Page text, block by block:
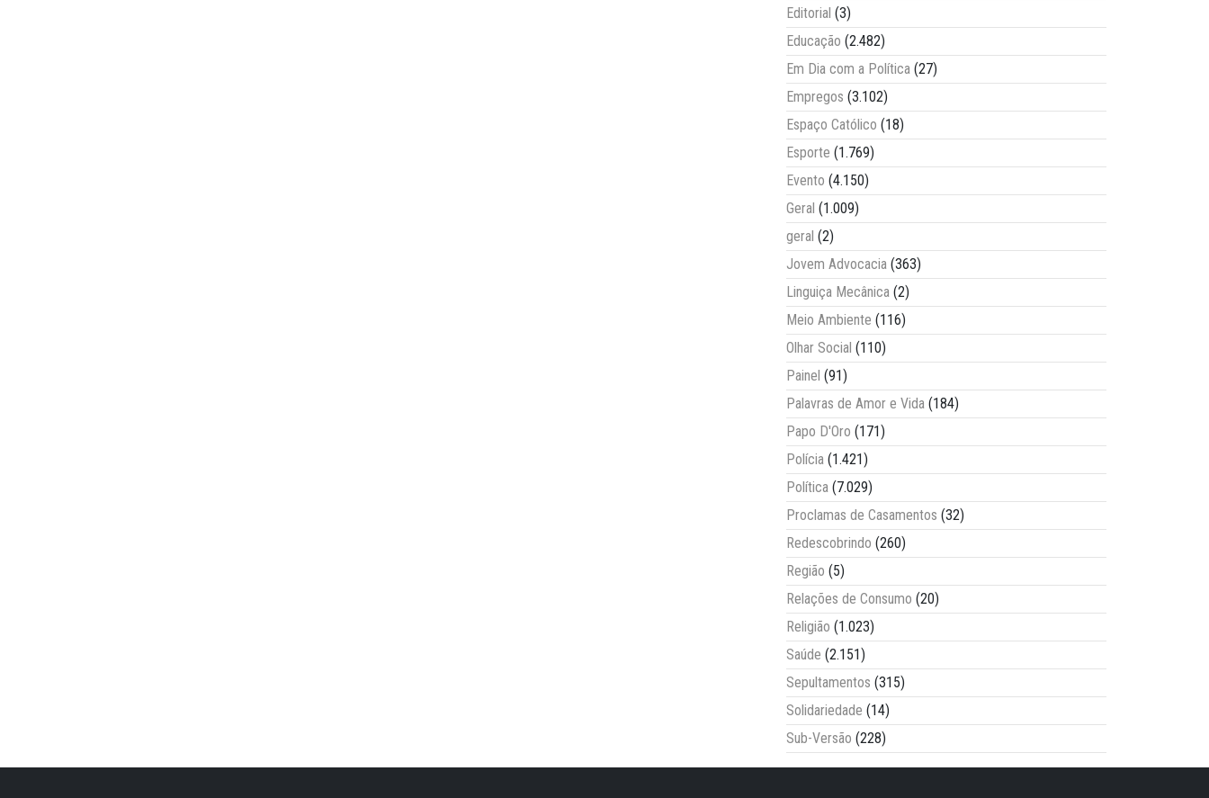
Editorial (3)
Educação (2.482)
Em Dia com a Política (27)
Empregos (3.102)
Espaço Católico (18)
Esporte (1.769)
Evento (4.150)
Geral (1.009)
geral (2)
Jovem Advocacia (363)
Linguiça Mecânica (2)
Meio Ambiente (116)
Olhar Social (110)
Painel (91)
Palavras de Amor e Vida (184)
Papo D'Oro (171)
Polícia (1.421)
Política (7.029)
Proclamas de Casamentos (32)
Redescobrindo (260)
Região (5)
Relações de Consumo (20)
Religião (1.023)
Saúde (2.151)
Sepultamentos (315)
Solidariedade (14)
Sub-Versão (228)